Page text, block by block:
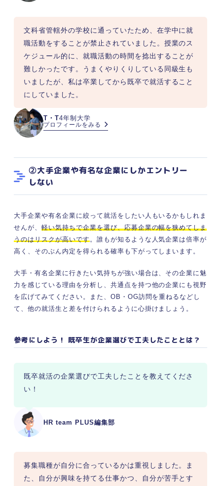
T・T4年制大学
プロフィールをみる
文科省管轄外の学校に通っていたため、在学中に就
職活動をすることが禁止されていました。授業のス
ケジュール的に、就職活動の時間を捻出することが
難しかったです。うまくやりくりしている同級生も
いましたが、私は卒業してから既卒で就活すること
にしていました。
②大手企業や有名な企業にしかエントリー
しない
大手企業や有名企業に絞って就活をしたい人もいるかもしれま
せんが、 軽い気持ちで企業を選び、応募企業の幅を狭めてしま
うのはリスクが高いです。誰もが知るような人気企業は倍率が
高く、そのぶん内定を得られる確率も下がってしまいます。
大手・有名企業に行きたい気持ちが強い場合は、その企業に魅
力を感じている理由を分析し、共通点を持つ他の企業にも視野
を広げてみてください。また、OB・OG訪問を重ねるなどし
て、他の就活生と差を付けられるように心掛けましょう。
参考にしよう！ 既卒生が企業選びで工夫したこととは？
HR team PLUS編集部
既卒就活の企業選びで工夫したことを教えてくださ
い！
募集職種が自分に合っているかは重視しました。ま
た、自分が興味を持てる仕事かつ、自分が苦手とす